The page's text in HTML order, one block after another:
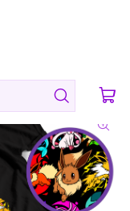
Blue Express a